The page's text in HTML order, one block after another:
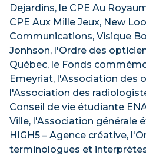
Dejardins, le CPE Au
CPE Aux Mille Jeux, New
Communications, Visique
Jonhson, l'Ordre des
Québec, le Fonds
Emeyriat, l'Association des
l'Association des
Conseil de vie étudiante
Ville, l'Association générale
HIGH5 – Agence créative,
terminologues et